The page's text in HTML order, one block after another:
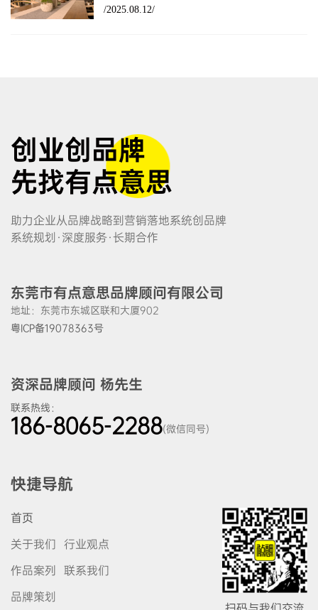
/2025.08.12/
创业创品牌
先找有点意思
助力企业从品牌战略到营销落地系统创品牌
系统规划·深度服务·长期合作
东莞市有点意思品牌顾问有限公司
地址：东莞市东城区联和大厦902
粤ICP备19078363号
资深品牌顾问 杨先生
联系热线：
186-8065-2288(微信同号)
快捷导航
首页
关于我们
作品案列
品牌策划
行业观点
联系我们